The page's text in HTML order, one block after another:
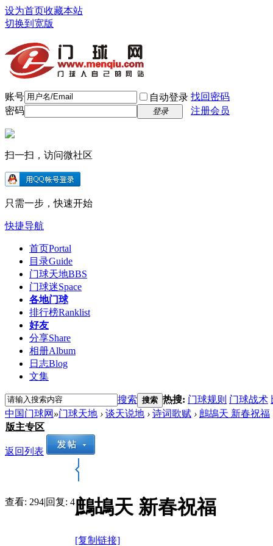
设为首页收藏本站
切换到宽版
账号 自动登录 找回密码
密码
登录 注册会员
扫一扫，访问微社区
只需一步，快速开始
快捷导航
首页Portal
目录Guide
门球天地BBS
门球迷Space
各地门球
排行榜Ranklist
好友
分享Share
相册Album
日志Blog
文集
搜索 搜索 热搜: 门球规则 门球战术
中国门球网 »门球天地 › 谈天说地 › 诗词歌赋 › 鷓鴣天 新春祝福
版主专区
返回列表
查看: 294|回复: 4鷓鴣天 新春祝福
[复制链接]